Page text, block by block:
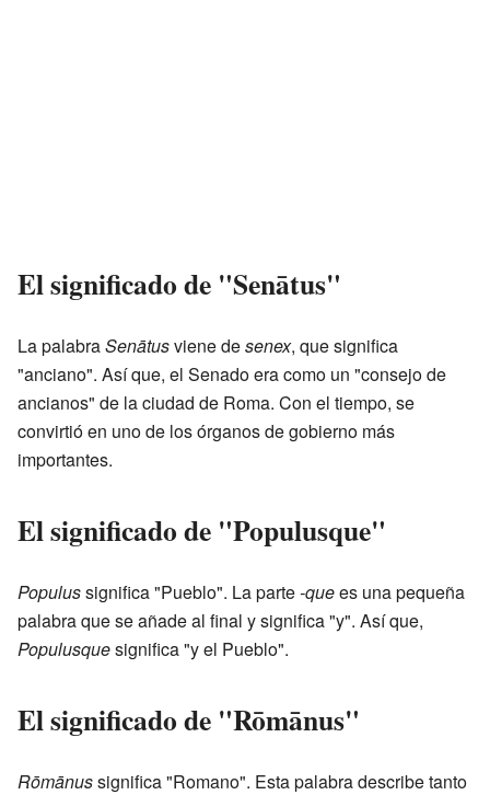
El significado de "Senātus"
La palabraSenātusviene desenex, que significa
"anciano". Así que, el Senado era como un "consejo de
ancianos" de la ciudad de Roma. Con el tiempo, se
convirtió en uno de los órganos de gobierno más
importantes.
El significado de "Populusque"
Populussignifica "Pueblo". La parte-quees una pequeña
palabra que se añade al final y significa "y". Así que,
Populusquesignifica "y el Pueblo".
El significado de "Rōmānus"
Rōmānussignifica "Romano". Esta palabra describe tanto